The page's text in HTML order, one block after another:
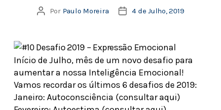
Por Paulo Moreira 4 de Julho, 2019
Início de Julho, mês de um novo desafio para
aumentar a nossa Inteligência Emocional!
Vamos recordar os últimos 6 desafios de 2019:
Janeiro: Autoconsciência (consultar aqui)